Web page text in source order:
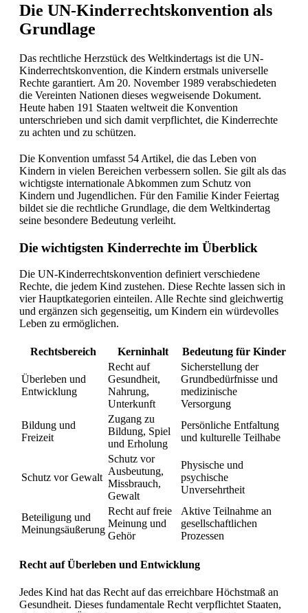
Die UN-Kinderrechtskonvention als
Grundlage
Das rechtliche Herzstück des Weltkindertags ist die UN-
Kinderrechtskonvention, die Kindern erstmals universelle
Rechte garantiert. Am 20. November 1989 verabschiedeten
die Vereinten Nationen dieses wegweisende Dokument.
Heute haben 191 Staaten weltweit die Konvention
unterschrieben und sich damit verpflichtet, die Kinderrechte
zu achten und zu schützen.
Die Konvention umfasst 54 Artikel, die das Leben von
Kindern in vielen Bereichen verbessern sollen. Sie gilt als das
wichtigste internationale Abkommen zum Schutz von
Kindern und Jugendlichen. Für den Familie Kinder Feiertag
bildet sie die rechtliche Grundlage, die dem Weltkindertag
seine besondere Bedeutung verleiht.
Die wichtigsten Kinderrechte im Überblick
Die UN-Kinderrechtskonvention definiert verschiedene
Rechte, die jedem Kind zustehen. Diese Rechte lassen sich in
vier Hauptkategorien einteilen. Alle Rechte sind gleichwertig
und ergänzen sich gegenseitig, um Kindern ein würdevolles
Leben zu ermöglichen.
Rechtsbereich Kerninhalt Bedeutung für Kinder
Überleben und
Entwicklung
Recht auf
Gesundheit,
Nahrung,
Unterkunft
Sicherstellung der
Grundbedürfnisse und
medizinische
Versorgung
Bildung und
Freizeit
Zugang zu
Bildung, Spiel
und Erholung
Persönliche Entfaltung
und kulturelle Teilhabe
Schutz vor Gewalt
Schutz vor
Ausbeutung,
Missbrauch,
Gewalt
Physische und
psychische
Unversehrtheit
Beteiligung und
Meinungsäußerung
Recht auf freie
Meinung und
Gehör
Aktive Teilnahme an
gesellschaftlichen
Prozessen
Recht auf Überleben und Entwicklung
Jedes Kind hat das Recht auf das erreichbare Höchstmaß an
Gesundheit. Dieses fundamentale Recht verpflichtet Staaten,